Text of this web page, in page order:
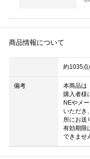
商品情報について
約1035
備考
本商品は
購入者様
NEやメ
いただき
所にお送
有効期限
できませ